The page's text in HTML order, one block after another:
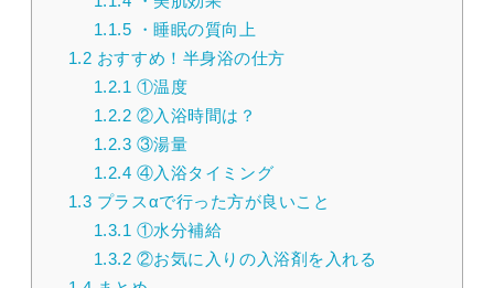
1.1.5 ・睡眠の質向上
1.2 おすすめ！半身浴の仕方
1.2.1 ①温度
1.2.2 ②入浴時間は？
1.2.3 ③湯量
1.2.4 ④入浴タイミング
1.3 プラスαで行った方が良いこと
1.3.1 ①水分補給
1.3.2 ②お気に入りの入浴剤を入れる